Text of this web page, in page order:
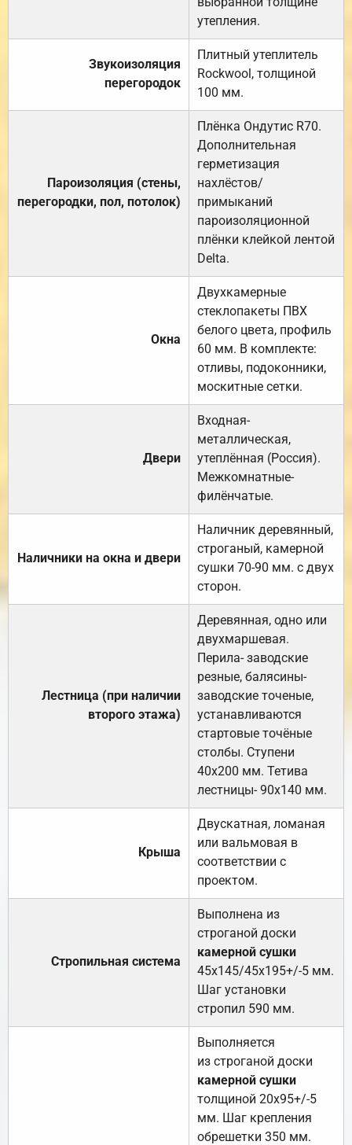
утепления.
Звукоизоляция
перегородок
Плитный утеплитель
Rockwool, толщиной
100 мм.
Пароизоляция (стены,
перегородки, пол, потолок)
Плёнка Ондутис R70.
Дополнительная
герметизация
нахлёстов/
примыканий
пароизоляционной
плёнки клейкой лентой
Delta.
Окна
Двухкамерные
стеклопакеты ПВХ
белого цвета, профиль
60 мм. В комплекте:
отливы, подоконники,
москитные сетки.
Двери
Входная-
металлическая,
утеплённая (Россия).
Межкомнатные-
филёнчатые.
Наличники на окна и двери
Наличник деревянный,
строганый, камерной
сушки 70-90 мм. с двух
сторон.
Лестница (при наличии
второго этажа)
Деревянная, одно или
двухмаршевая.
Перила- заводские
резные, балясины-
заводские точеные,
устанавливаются
стартовые точёные
столбы. Ступени
40х200 мм. Тетива
лестницы- 90х140 мм.
Крыша
Двускатная, ломаная
или вальмовая в
соответствии с
проектом.
Стропильная система
Выполнена из
строганой доски
камерной сушки
45х145/45х195+/-5 мм.
Шаг установки
стропил 590 мм.
Выполняется
из строганой доски
камерной сушки
толщиной 20х95+/-5
мм. Шаг крепления
обрешетки 350 мм.